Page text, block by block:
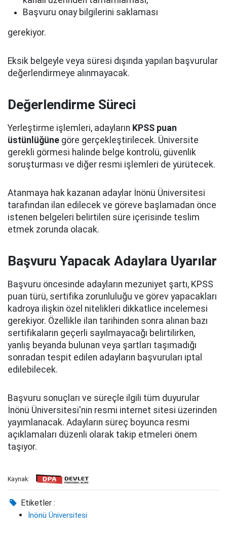
Başvuru onay bilgilerini saklaması
gerekiyor.
Eksik belgeyle veya süresi dışında yapılan başvurular
değerlendirmeye alınmayacak.
Değerlendirme Süreci
Yerleştirme işlemleri, adayların KPSS puan
üstünlüğüne göre gerçekleştirilecek. Üniversite
gerekli görmesi halinde belge kontrolü, güvenlik
soruşturması ve diğer resmi işlemleri de yürütecek.
Atanmaya hak kazanan adaylar İnönü Üniversitesi
tarafından ilan edilecek ve göreve başlamadan önce
istenen belgeleri belirtilen süre içerisinde teslim
etmek zorunda olacak.
Başvuru Yapacak Adaylara Uyarılar
Başvuru öncesinde adayların mezuniyet şartı, KPSS
puan türü, sertifika zorunluluğu ve görev yapacakları
kadroya ilişkin özel nitelikleri dikkatlice incelemesi
gerekiyor. Özellikle ilan tarihinden sonra alınan bazı
sertifikaların geçerli sayılmayacağı belirtilirken,
yanlış beyanda bulunan veya şartları taşımadığı
sonradan tespit edilen adayların başvuruları iptal
edilebilecek.
Başvuru sonuçları ve süreçle ilgili tüm duyurular
İnönü Üniversitesi'nin resmi internet sitesi üzerinden
yayımlanacak. Adayların süreç boyunca resmi
açıklamaları düzenli olarak takip etmeleri önem
taşıyor.
Kaynak:
Etiketler :
İnönü Üniversitesi